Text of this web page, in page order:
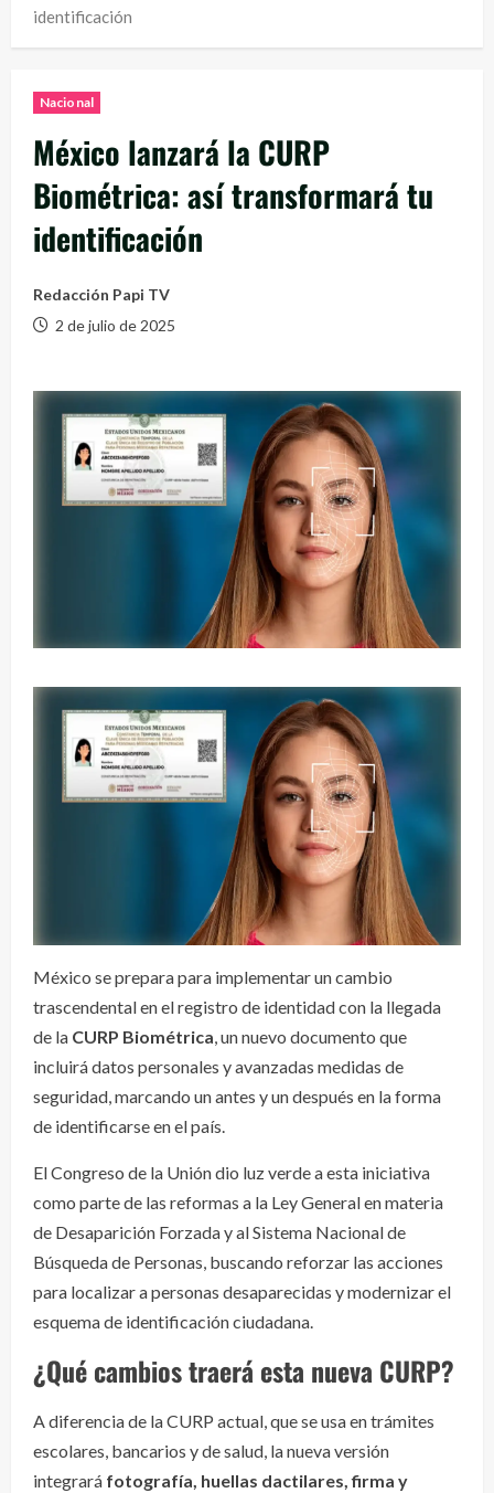
identificación
Nacional
México lanzará la CURP
Biométrica: así transformará tu
identificación
Redacción Papi TV
2 de julio de 2025
México se prepara para implementar un cambio
trascendental en el registro de identidad con la llegada
de la CURP Biométrica, un nuevo documento que
incluirá datos personales y avanzadas medidas de
seguridad, marcando un antes y un después en la forma
de identificarse en el país.
El Congreso de la Unión dio luz verde a esta iniciativa
como parte de las reformas a la Ley General en materia
de Desaparición Forzada y al Sistema Nacional de
Búsqueda de Personas, buscando reforzar las acciones
para localizar a personas desaparecidas y modernizar el
esquema de identificación ciudadana.
¿Qué cambios traerá esta nueva CURP?
A diferencia de la CURP actual, que se usa en trámites
escolares, bancarios y de salud, la nueva versión
integrará fotografía, huellas dactilares, firma y